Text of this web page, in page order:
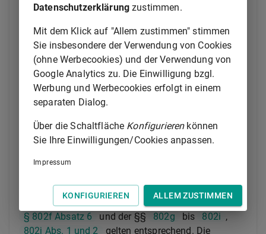
Unrecht erlassen ist, zugunsten des Drittschuldners
rechtsbeständig, bis er aufgehoben wird und die
Aufhebung zur Kenntnis des Drittschuldners gelangt.
(3) Der Schuldner ist verpflichtet, dem Gläubiger die
zur Geltendmachung der Forderung nötige Auskunft
zu erteilen und ihm die über die Forderung
Schuldner die Auskunft nicht, so ist er auf Antrag des
Gläubigers verpflichtet, sie zu Protokoll zu geben und
seine Angaben an Eides statt zu versichern. Der
den Schuldner zur Abgabe der Auskunft und
eidesstattlichen Versicherung. Die Vorschriften des
§ 802f Absatz 6
und der §§ 802g bis 802i ,
802j Abs. 1 und 2
gelten entsprechend. Die
Datenschutzerklärung zustimmen.
Mit dem Klick auf "Allem zustimmen" stimmen
Sie insbesondere der Verwendung von Cookies
(ohne Werbecookies) und der Verwendung von
Google Analytics zu. Die Einwilligung bzgl.
Werbung und Werbecookies erfolgt in einem
separaten Dialog.
Über die Schaltfläche Konfigurierenkönnen
Sie Ihre Einwilligungen/Cookies anpassen.
Impressum
KONFIGURIEREN ALLEM ZUSTIMMEN